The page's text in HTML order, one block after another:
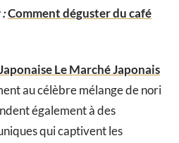
Comment déguster du café
Le Marché Japonais
au célèbre mélange de nori
également à des
qui captivent les